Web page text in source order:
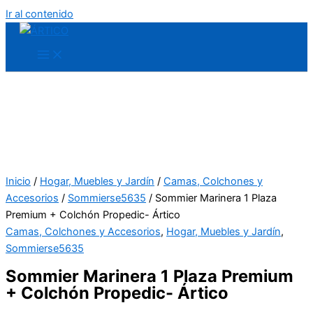
Ir al contenido
Inicio / Hogar, Muebles y Jardín / Camas, Colchones y
Accesorios / Sommierse5635 / Sommier Marinera 1 Plaza
Premium + Colchón Propedic- Ártico
Camas, Colchones y Accesorios, Hogar, Muebles y Jardín,
Sommierse5635
Sommier Marinera 1 Plaza Premium
+ Colchón Propedic- Ártico